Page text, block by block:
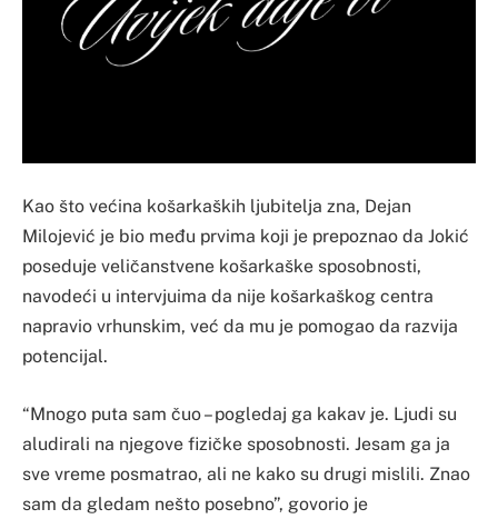
Kao što većina košarkaških ljubitelja zna, Dejan
Milojević je bio među prvima koji je prepoznao da Jokić
poseduje veličanstvene košarkaške sposobnosti,
navodeći u intervjuima da nije košarkaškog centra
napravio vrhunskim, već da mu je pomogao da razvija
potencijal.
“Mnogo puta sam čuo – pogledaj ga kakav je. Ljudi su
aludirali na njegove fizičke sposobnosti. Jesam ga ja
sve vreme posmatrao, ali ne kako su drugi mislili. Znao
sam da gledam nešto posebno”, govorio je